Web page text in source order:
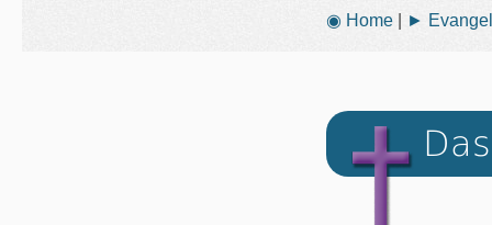
◉ Home| ►